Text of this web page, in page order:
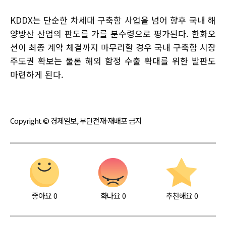
KDDX는 단순한 차세대 구축함 사업을 넘어 향후 국내 해
양방산 산업의 판도를 가를 분수령으로 평가된다. 한화오
션이 최종 계약 체결까지 마무리할 경우 국내 구축함 시장
주도권 확보는 물론 해외 함정 수출 확대를 위한 발판도
마련하게 된다.
Copyright © 경제일보, 무단전재·재배포 금지
좋아요0 화나요0 추천해요 0